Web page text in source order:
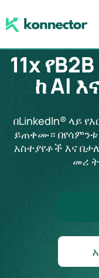
11x
ከ AI
በLinkedIn® ላይ
ይጠቀሙ።
አስተያየቶች እና
መሪ